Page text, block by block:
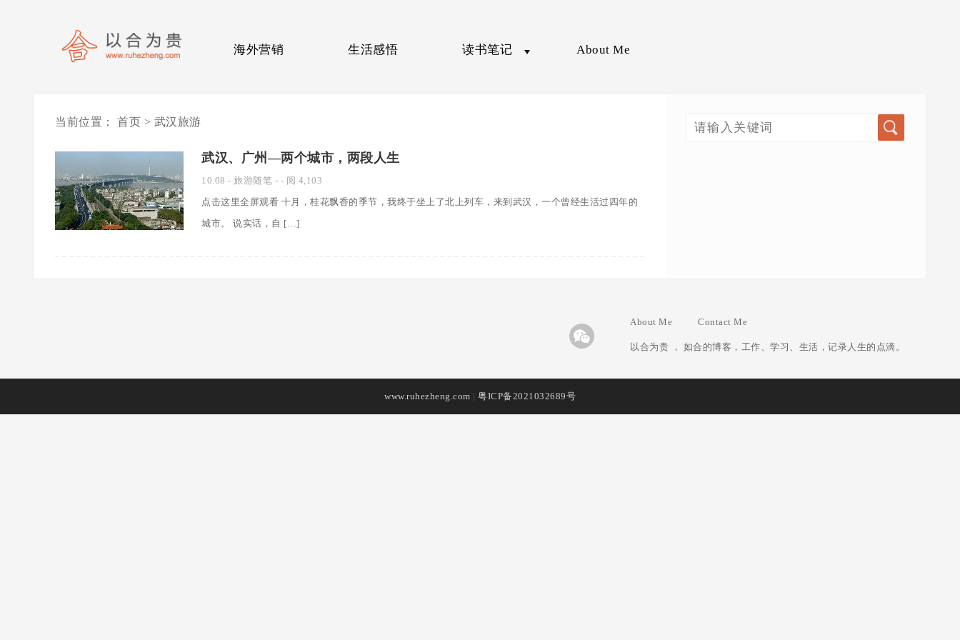
海外营销 生活感悟 读书笔记 About Me
当前位置： 首页 > 武汉旅游
武汉、广州—两个城市，两段人生
10.08 - 旅游随笔 - - 阅 4,103
点击这里全屏观看 十月，桂花飘香的季节，我终于坐上了北上列车，来到武汉，一个曾经生活过四年的
城市。 说实话，自 […]
About Me Contact Me
以合为贵 ， 如合的博客，工作、学习、生活，记录人生的点滴。
www.ruhezheng.com | 粤ICP备2021032689号